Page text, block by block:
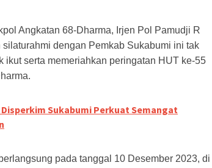
Angkatan 68-Dharma, Irjen Pol Pamudji R
dengan Pemkab Sukabumi ini tak
ikut serta memeriahkan peringatan HUT ke-55
Disperkim Sukabumi Perkuat Semangat
pada tanggal 10 Desember 2023, di